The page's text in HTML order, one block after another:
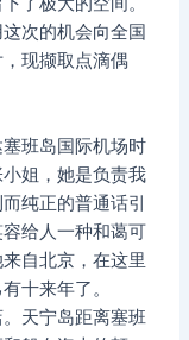
次的机会向全国
现撷取点滴偶
班岛国际机场时
姐，她是负责我
纯正的普通话引
给人一种和蔼可
自北京，在这里
十来年了。
天宁岛距离塞班